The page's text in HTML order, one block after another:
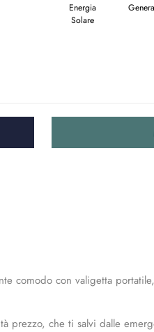
Energia
Solare
comodo con valigetta
prezzo, che ti salvi dalle